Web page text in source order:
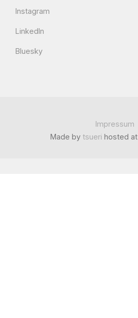
Instagram
LinkedIn
Bluesky
Impressum
Made by tsueri hosted at